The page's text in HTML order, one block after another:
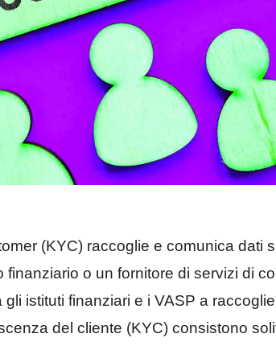
(KYC) raccoglie e comunica dati
finanziario o un fornitore di servizi di
istituti finanziari e i VASP a
del cliente (KYC) consistono